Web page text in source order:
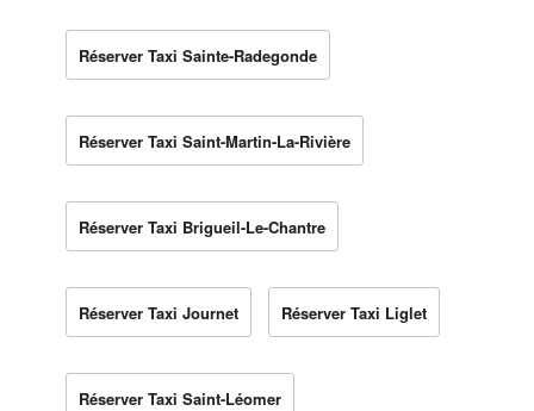
Réserver Taxi Sainte-Radegonde
Réserver Taxi Saint-Martin-La-Rivière
Réserver Taxi Brigueil-Le-Chantre
Réserver Taxi Journet Réserver Taxi Liglet
Réserver Taxi Saint-Léomer